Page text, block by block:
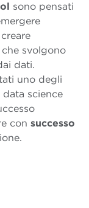
sono pensati
che svolgono
dati.
uno degli
science
con successo